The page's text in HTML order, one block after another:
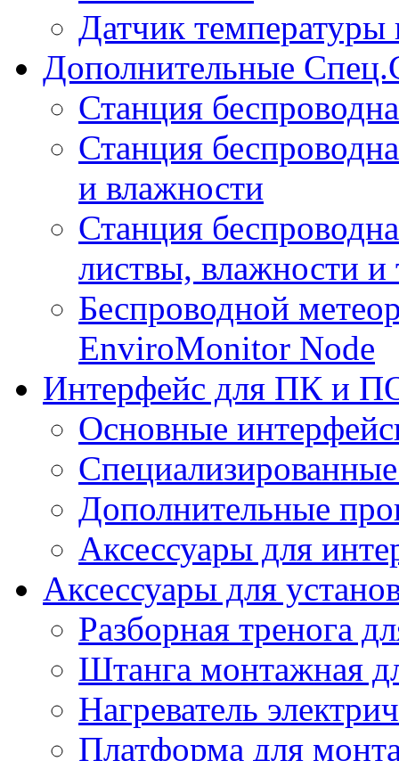
Датчик температуры
Дополнительные
Станция
Станция
и влажности
Станция
листвы, влажности
Беспроводной
EnviroMonitor Node
Интерфейс для ПК и
Основные
Дополнительные
Аксессуары для
Аксессуары для
Разборная тренога
Штанга монтажная
Нагреватель
Платформа для